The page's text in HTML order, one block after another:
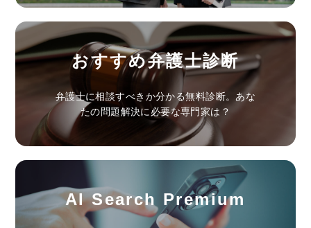
おすすめ弁護士診断
弁護士に相談すべきか分かる無料診断。あな
たの問題解決に必要な専門家は？
AI Search Premium